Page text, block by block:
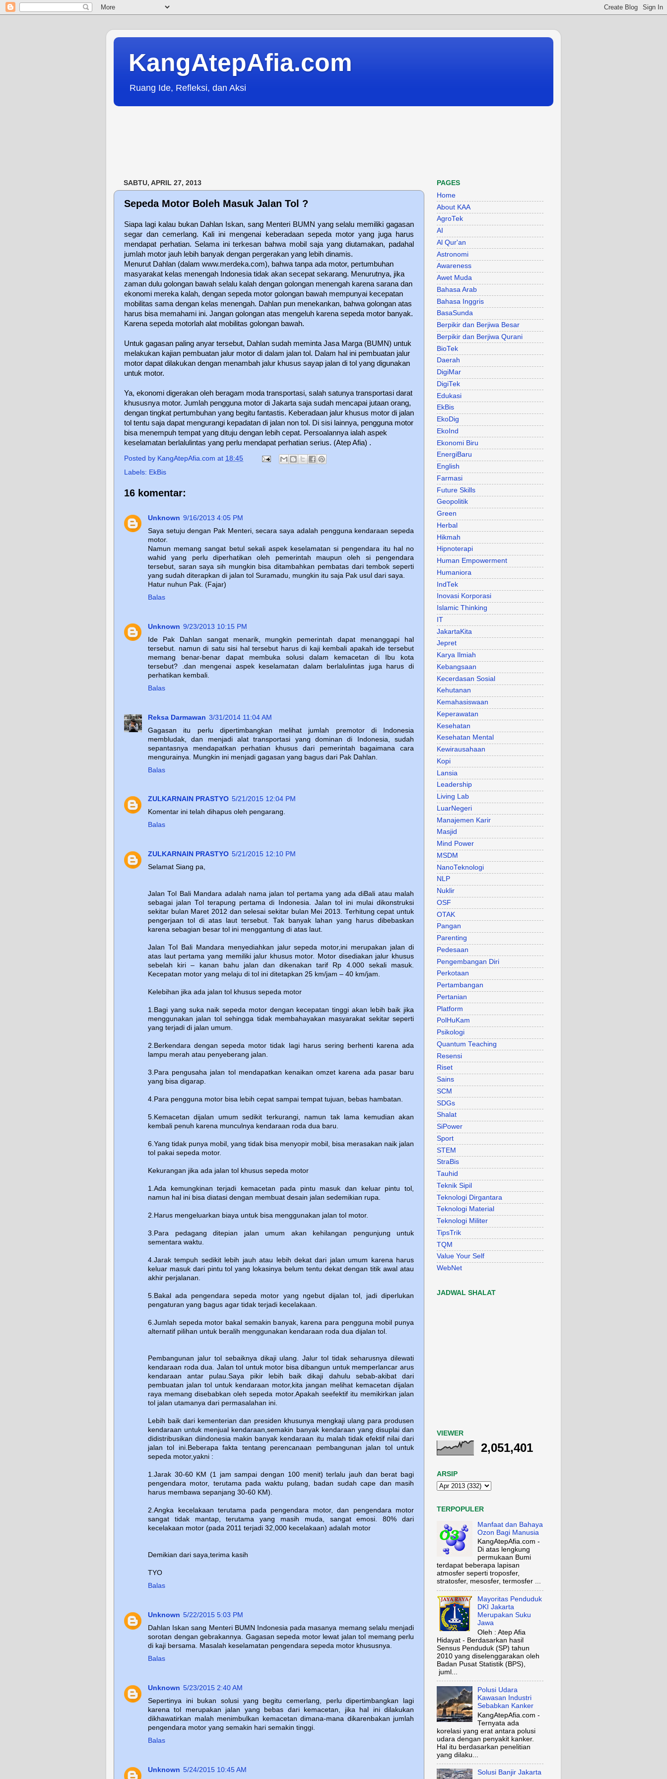
KangAtepAfia.com
Ruang Ide, Refleksi, dan Aksi
SABTU, APRIL 27, 2013
Sepeda Motor Boleh Masuk Jalan Tol ?
Siapa lagi kalau bukan Dahlan Iskan, sang Menteri BUMN yang selalu memiliki gagasan
segar dan cemerlang. Kali ini mengenai keberadaan sepeda motor yang juga harus
mendapat perhatian. Selama ini terkesan bahwa mobil saja yang diutamakan, padahal
jumlah motor jauh lebih banyak dengan pergerakan yang lebih dinamis.
Menurut Dahlan (dalam www.merdeka.com), bahwa tanpa ada motor, pertumbuhan
masyarakat kelas menengah Indonesia tidak akan secepat sekarang. Menurutnya, jika
zaman dulu golongan bawah selalu kalah dengan golongan menengah karena sarana dan
ekonomi mereka kalah, dengan sepeda motor golongan bawah mempunyai kecepatan
mobilitas sama dengan kelas menengah. Dahlan pun menekankan, bahwa golongan atas
harus bisa memahami ini. Jangan golongan atas mengeluh karena sepeda motor banyak.
Karena sepeda motorlah alat mobilitas golongan bawah.
Untuk gagasan paling anyar tersebut, Dahlan sudah meminta Jasa Marga (BUMN) untuk
melakukan kajian pembuatan jalur motor di dalam jalan tol. Dalam hal ini pembuatan jalur
motor dapat dilakukan dengan menambah jalur khusus sayap jalan di tol yang digunakan
untuk motor.
Ya, ekonomi digerakan oleh beragam moda transportasi, salah satunya transportasi darat
khususnya motor. Jumlah pengguna motor di Jakarta saja sudah mencapai jutaan orang,
dengan tingkat pertumbuhan yang begitu fantastis. Keberadaan jalur khusus motor di jalan
tol tentu saja dapat mengurangi kepadatan di jalan non tol. Di sisi lainnya, pengguna motor
bisa menempuh tempat yang dituju dengan lebih cepat. Persoalannya ialah aspek
keselamatan berlalulintas yang perlu mendapat perhatian serius. (Atep Afia) .
Posted by KangAtepAfia.com at 18:45
Labels: EkBis
16 komentar:
Unknown 9/16/2013 4:05 PM
Saya setuju dengan Pak Menteri, secara saya adalah pengguna kendaraan sepeda
motor.
Namun memang sangat betul sekali aspek keselamatan si pengendara itu hal no
wahid yang perlu diperhatikan oleh pemerintah maupun oleh si pengendara
tersebut, saran saya sih mungkin bisa ditambahkan pembatas dari tembok seperti
yang sudah diterapkan di jalan tol Suramadu, mungkin itu saja Pak usul dari saya.
Hatur nuhun Pak. (Fajar)
Balas
Unknown 9/23/2013 10:15 PM
Ide Pak Dahlan sangat menarik, mungkin pemerintah dapat menanggapi hal
tersebut. namun di satu sisi hal tersebut harus di kaji kembali apakah ide tersebut
memang benar-benar dapat membuka solusi dalam kemacetan di Ibu kota
tersebut? .dan mengenai aspek keselamatan dalam berlalulintas juga harus di
perhatikan kembali.
Balas
Reksa Darmawan 3/31/2014 11:04 AM
Gagasan itu perlu dipertimbangkan melihat jumlah premotor di Indonesia
membludak, dan menjadi alat transportasi yang dominan di Indonesia, sudah
sepantasnya mendapatkan perhatian khusus dari pemerintah bagaimana cara
mengurainya. Mungkin ini menjadi gagasan yang bagus dari Pak Dahlan.
Balas
ZULKARNAIN PRASTYO 5/21/2015 12:04 PM
Komentar ini telah dihapus oleh pengarang.
Balas
ZULKARNAIN PRASTYO 5/21/2015 12:10 PM
Selamat Siang pa,
Jalan Tol Bali Mandara adalah nama jalan tol pertama yang ada diBali atau malah
sebagai jalan Tol terapung pertama di Indonesia. Jalan tol ini mulai dikonstruksi
sekitar bulan Maret 2012 dan selesai sekitar bulan Mei 2013. Terhitung cepat untuk
pengerjaan tol di atas laut tersebut. Tak banyak lahan yang harus dibebaskan
karena sebagian besar tol ini menggantung di atas laut.
Jalan Tol Bali Mandara menyediahkan jalur sepeda motor,ini merupakan jalan di
atas laut pertama yang memiliki jalur khusus motor. Motor disediakan jalur khusus
sebelah kiri – kanan bahu jalan dan dikenakan tarif Rp 4.000 sekali masuk.
Kecepatan motor yang melaju di tol ini ditetapkan 25 km/jam – 40 km/jam.
Kelebihan jika ada jalan tol khusus sepeda motor
1.Bagi yang suka naik sepeda motor dengan kecepatan tinggi akan lebih baik jika
menggunakan jalan tol sehingga tidak membahayakan masyarakat sekitar seperti
yang terjadi di jalan umum.
2.Berkendara dengan sepeda motor tidak lagi harus sering berhenti karena ada
lampu merah atau penyeberang jalan.
3.Para pengusaha jalan tol mendapatkan kenaikan omzet karena ada pasar baru
yang bisa digarap.
4.Para pengguna motor bisa lebih cepat sampai tempat tujuan, bebas hambatan.
5.Kemacetan dijalan umum sedikit terkurangi, namun tak lama kemudian akan
kembali penuh karena munculnya kendaraan roda dua baru.
6.Yang tidak punya mobil, yang tidak bisa menyopir mobil, bisa merasakan naik jalan
tol pakai sepeda motor.
Kekurangan jika ada jalan tol khusus sepeda motor
1.Ada kemungkinan terjadi kemacetan pada pintu masuk dan keluar pintu tol,
namun hal ini bisa diatasi dengan membuat desain jalan sedemikian rupa.
2.Harus mengeluarkan biaya untuk bisa menggunakan jalan tol motor.
3.Para pedagang ditepian jalan umum akan kehilangan pengunjung untuk
sementara waktu.
4.Jarak tempuh sedikit lebih jauh atau lebih dekat dari jalan umum karena harus
keluar masuk dari pintu tol yang lokasinya belum tentu dekat dengan titik awal atau
akhir perjalanan.
5.Bakal ada pengendara sepeda motor yang ngebut dijalan tol, jadi diperlukan
pengaturan yang bagus agar tidak terjadi kecelakaan.
6.Jumlah sepeda motor bakal semakin banyak, karena para pengguna mobil punya
alternatif pilihan untuk beralih menggunakan kendaraan roda dua dijalan tol.
Pembangunan jalur tol sebaiknya dikaji ulang. Jalur tol tidak seharusnya dilewati
kendaraan roda dua. Jalan tol untuk motor bisa dibangun untuk memperlancar arus
kendaraan antar pulau.Saya pikir lebih baik dikaji dahulu sebab-akibat dari
pembuatan jalan tol untuk kendaraan motor,kita jangan melihat kemacetan dijalan
raya memang disebabkan oleh sepeda motor.Apakah seefektif itu memikirkan jalan
tol jalan utamanya dari permasalahan ini.
Lebih baik dari kementerian dan presiden khusunya mengkaji ulang para produsen
kendaraan untuk menjual kendaraan,semakin banyak kendaraan yang disuplai dan
didistribusikan diindonesia makin banyak kendaraan itu malah tidak efektif nilai dari
jalan tol ini.Beberapa fakta tentang perencanaan pembangunan jalan tol untuk
sepeda motor,yakni :
1.Jarak 30-60 KM (1 jam sampai dengan 100 menit) terlalu jauh dan berat bagi
pengendara motor, terutama pada waktu pulang, badan sudah cape dan masih
harus membawa sepanjang 30-60 KM).
2.Angka kecelakaan terutama pada pengendara motor, dan pengendara motor
sangat tidak mantap, terutama yang masih muda, sangat emosi. 80% dari
kecelakaan motor (pada 2011 terjadi 32,000 kecelakaan) adalah motor
Demikian dari saya,terima kasih
TYO
Balas
Unknown 5/22/2015 5:03 PM
Dahlan Iskan sang Menteri BUMN Indonesia pada masanya memang selalu menjadi
sorotan dengan gebrakannya. Gagasan sepeda motor lewat jalan tol memang perlu
di kaji bersama. Masalah keselamatan pengendara sepeda motor khususnya.
Balas
Unknown 5/23/2015 2:40 AM
Sepertinya ini bukan solusi yang begitu cemerlang, perlu dipertimbangkan lagi
karena tol merupakan jalan yang bebas dari kemacetan, jika hal ini dilakukan
dikhawatirkan malah menimbulkan kemacetan dimana-mana dikarenbakan jumlah
pengendara motor yang semakin hari semakin tinggi.
Balas
Unknown 5/24/2015 10:45 AM
PAGES
Home
About KAA
AgroTek
AI
Al Qur'an
Astronomi
Awareness
Awet Muda
Bahasa Arab
Bahasa Inggris
BasaSunda
Berpikir dan Berjiwa Besar
Berpikir dan Berjiwa Qurani
BioTek
Daerah
DigiMar
DigiTek
Edukasi
EkBis
EkoDig
EkoInd
Ekonomi Biru
EnergiBaru
English
Farmasi
Future Skills
Geopolitik
Green
Herbal
Hikmah
Hipnoterapi
Human Empowerment
Humaniora
IndTek
Inovasi Korporasi
Islamic Thinking
IT
JakartaKita
Jepret
Karya Ilmiah
Kebangsaan
Kecerdasan Sosial
Kehutanan
Kemahasiswaan
Keperawatan
Kesehatan
Kesehatan Mental
Kewirausahaan
Kopi
Lansia
Leadership
Living Lab
LuarNegeri
Manajemen Karir
Masjid
Mind Power
MSDM
NanoTeknologi
NLP
Nuklir
OSF
OTAK
Pangan
Parenting
Pedesaan
Pengembangan Diri
Perkotaan
Pertambangan
Pertanian
Platform
PolHuKam
Psikologi
Quantum Teaching
Resensi
Riset
Sains
SCM
SDGs
Shalat
SiPower
Sport
STEM
StraBis
Tauhid
Teknik Sipil
Teknologi Dirgantara
Teknologi Material
Teknologi Militer
TipsTrik
TQM
Value Your Self
WebNet
JADWAL SHALAT
VIEWER
2,051,401
ARSIP
TERPOPULER
Manfaat dan Bahaya
Ozon Bagi Manusia
KangAtepAfia.com -
Di atas lengkung
permukaan Bumi
terdapat beberapa lapisan
atmosfer seperti troposfer,
stratosfer, mesosfer, termosfer ...
Mayoritas Penduduk
DKI Jakarta
Merupakan Suku
Jawa
Oleh : Atep Afia
Hidayat - Berdasarkan hasil
Sensus Penduduk (SP) tahun
2010 yang diselenggarakan oleh
Badan Pusat Statistik (BPS),
juml...
Polusi Udara
Kawasan Industri
Sebabkan Kanker
KangAtepAfia.com -
Ternyata ada
korelasi yang erat antara polusi
udara dengan penyakit kanker.
Hal itu berdasarkan penelitian
yang dilaku...
Solusi Banjir Jakarta